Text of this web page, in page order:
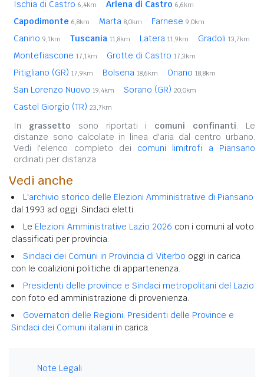
Ischia di Castro 6,4km Arlena di Castro 6,6km
Capodimonte 6,8km Marta 8,0km Farnese 9,0km
Canino 9,1km Tuscania 11,8km Latera 11,9km Gradoli 13,7km
Montefiascone 17,1km Grotte di Castro 17,3km
Pitigliano (GR) 17,9km Bolsena 18,6km Onano 18,8km
San Lorenzo Nuovo 19,4km Sorano (GR) 20,0km
Castel Giorgio (TR) 23,7km
In grassetto sono riportati i comuni confinanti. Le
distanze sono calcolate in linea d'aria dal centro urbano.
Vedi l'elenco completo dei comuni limitrofi a Piansano
ordinati per distanza.
Vedi anche
L'archivio storico delle Elezioni Amministrative di Piansano
dal 1993 ad oggi. Sindaci eletti.
Le Elezioni Amministrative Lazio 2026 con i comuni al voto
classificati per provincia.
Sindaci dei Comuni in Provincia di Viterbo oggi in carica
con le coalizioni politiche di appartenenza.
Presidenti delle province e Sindaci metropolitani del Lazio
con foto ed amministrazione di provenienza.
Governatori delle Regioni, Presidenti delle Province e
Sindaci dei Comuni italiani in carica.
Note Legali